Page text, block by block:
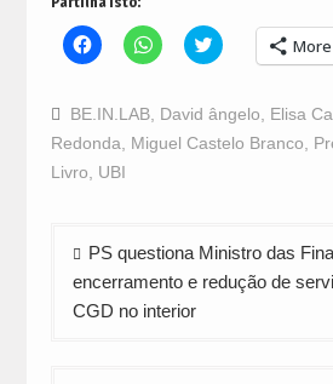
Click
to
Facebook
(Opens
in
new
window)
Click
to
WhatsApp
(Opens
in
new
Click
to
Twitter
(Opens
in
new
More
BE.IN.LAB, David ângelo, Elisa
Redonda, Miguel Castelo Branco,
Livro, UBI
Navegação
de
artigos
PS questiona Ministro das
encerramento e redução de
CGD no interior